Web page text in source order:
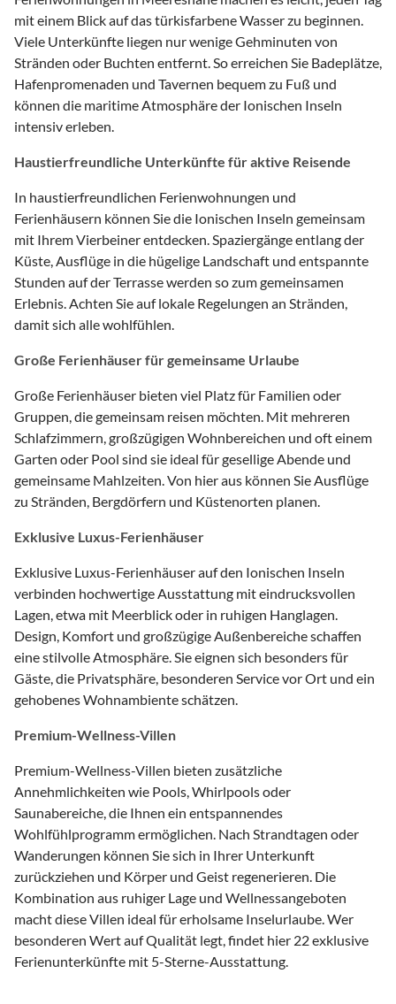
mit einem Blick auf das türkisfarbene Wasser zu beginnen.
Viele Unterkünfte liegen nur wenige Gehminuten von
Stränden oder Buchten entfernt. So erreichen Sie Badeplätze,
Hafenpromenaden und Tavernen bequem zu Fuß und
können die maritime Atmosphäre der Ionischen Inseln
intensiv erleben.
Haustierfreundliche Unterkünfte für aktive Reisende
In haustierfreundlichen Ferienwohnungen und
Ferienhäusern können Sie die Ionischen Inseln gemeinsam
mit Ihrem Vierbeiner entdecken. Spaziergänge entlang der
Küste, Ausflüge in die hügelige Landschaft und entspannte
Stunden auf der Terrasse werden so zum gemeinsamen
Erlebnis. Achten Sie auf lokale Regelungen an Stränden,
damit sich alle wohlfühlen.
Große Ferienhäuser für gemeinsame Urlaube
Große Ferienhäuser bieten viel Platz für Familien oder
Gruppen, die gemeinsam reisen möchten. Mit mehreren
Schlafzimmern, großzügigen Wohnbereichen und oft einem
Garten oder Pool sind sie ideal für gesellige Abende und
gemeinsame Mahlzeiten. Von hier aus können Sie Ausflüge
zu Stränden, Bergdörfern und Küstenorten planen.
Exklusive Luxus-Ferienhäuser
Exklusive Luxus-Ferienhäuser auf den Ionischen Inseln
verbinden hochwertige Ausstattung mit eindrucksvollen
Lagen, etwa mit Meerblick oder in ruhigen Hanglagen.
Design, Komfort und großzügige Außenbereiche schaffen
eine stilvolle Atmosphäre. Sie eignen sich besonders für
Gäste, die Privatsphäre, besonderen Service vor Ort und ein
gehobenes Wohnambiente schätzen.
Premium-Wellness-Villen
Premium-Wellness-Villen bieten zusätzliche
Annehmlichkeiten wie Pools, Whirlpools oder
Saunabereiche, die Ihnen ein entspannendes
Wohlfühlprogramm ermöglichen. Nach Strandtagen oder
Wanderungen können Sie sich in Ihrer Unterkunft
zurückziehen und Körper und Geist regenerieren. Die
Kombination aus ruhiger Lage und Wellnessangeboten
macht diese Villen ideal für erholsame Inselurlaube. Wer
besonderen Wert auf Qualität legt, findet hier 22 exklusive
Ferienunterkünfte mit 5-Sterne-Ausstattung.